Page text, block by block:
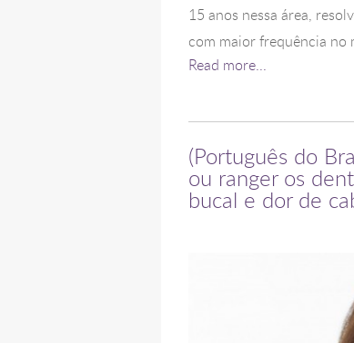
15 anos nessa área,
com maior frequência no
Read more...
(Português do
ou ranger os
bucal e dor de